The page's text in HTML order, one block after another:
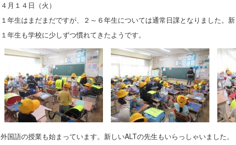
４月１４日（火）
１年生はまだまだですが、２～６年生については通常日課となりました。
１年生も学校に少しずつ慣れてきたようです。
外国語の授業も始まっています。新しいALTの先生もいらっしゃいました。